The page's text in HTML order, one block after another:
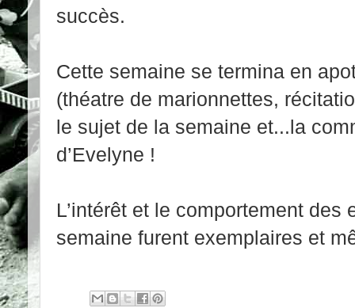
succès.
Cette semaine se termina en
(théatre de marionnettes,
le sujet de la semaine et...la
d’Evelyne !
L’intérêt et le comportement
semaine furent exemplaires et